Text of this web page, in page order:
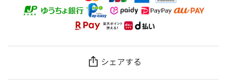
シェアする